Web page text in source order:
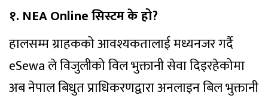
१. NEA Online सिस्टम के हो?
हालसम्म ग्राहकको आवश्यकतालाई मध्यनजर गर्दै
eSewa ले विजुलीको विल भुक्तानी सेवा दिइरहेकोमा
अब नेपाल बिधुत प्राधिकरणद्वारा अनलाइन बिल भुक्तानी